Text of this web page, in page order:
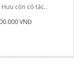
Hưu còn có tác..
VNĐ